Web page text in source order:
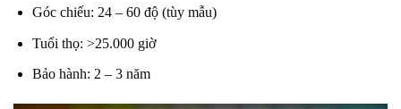
Góc chiếu: 24 – 60 độ (tùy mẫu)
Tuổi thọ: >25.000 giờ
Bảo hành: 2 – 3 năm